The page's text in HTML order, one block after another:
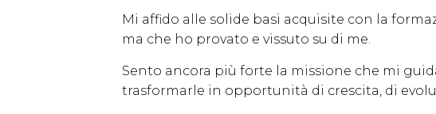
Mi affido alle solide basi acquisite con la
ma che ho provato e vissuto su di me.
Sento ancora più forte la missione che mi
trasformarle in opportunità di crescita, di